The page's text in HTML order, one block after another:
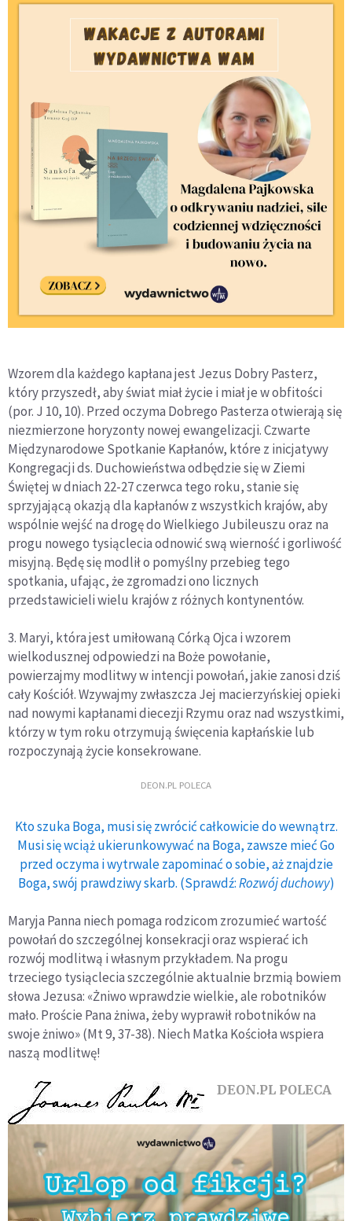
Wzorem dla każdego kapłana jest Jezus Dobry Pasterz,
który przyszedł, aby świat miał życie i miał je w obfitości
(por. J 10, 10). Przed oczyma Dobrego Pasterza otwierają się
niezmierzone horyzonty nowej ewangelizacji. Czwarte
Międzynarodowe Spotkanie Kapłanów, które z inicjatywy
Kongregacji ds. Duchowieństwa odbędzie się w Ziemi
Świętej w dniach 22-27 czerwca tego roku, stanie się
sprzyjającą okazją dla kapłanów z wszystkich krajów, aby
wspólnie wejść na drogę do Wielkiego Jubileuszu oraz na
progu nowego tysiąclecia odnowić swą wierność i gorliwość
misyjną. Będę się modlił o pomyślny przebieg tego
spotkania, ufając, że zgromadzi ono licznych
przedstawicieli wielu krajów z różnych kontynentów.
3. Maryi, która jest umiłowaną Córką Ojca i wzorem
wielkodusznej odpowiedzi na Boże powołanie,
powierzajmy modlitwy w intencji powołań, jakie zanosi dziś
cały Kościół. Wzywajmy zwłaszcza Jej macierzyńskiej opieki
nad nowymi kapłanami diecezji Rzymu oraz nad wszystkimi,
którzy w tym roku otrzymują święcenia kapłańskie lub
rozpoczynają życie konsekrowane.
DEON.PL POLECA
Kto szuka Boga, musi się zwrócić całkowicie do wewnątrz.
Musi się wciąż ukierunkowywać na Boga, zawsze mieć Go
przed oczyma i wytrwale zapominać o sobie, aż znajdzie
Boga, swój prawdziwy skarb. (Sprawdź:Rozwój duchowy)
Maryja Panna niech pomaga rodzicom zrozumieć wartość
powołań do szczególnej konsekracji oraz wspierać ich
rozwój modlitwą i własnym przykładem. Na progu
trzeciego tysiąclecia szczególnie aktualnie brzmią bowiem
słowa Jezusa: «Żniwo wprawdzie wielkie, ale robotników
mało. Proście Pana żniwa, żeby wyprawił robotników na
swoje żniwo» (Mt 9, 37-38). Niech Matka Kościoła wspiera
naszą modlitwę!
DEON.PL POLECA